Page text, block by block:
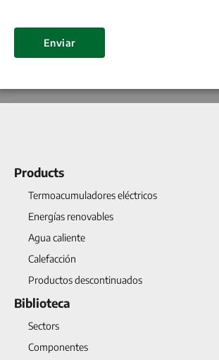
Enviar
Products
Termoacumuladores eléctricos
Energías renovables
Agua caliente
Calefacción
Productos descontinuados
Biblioteca
Sectors
Componentes